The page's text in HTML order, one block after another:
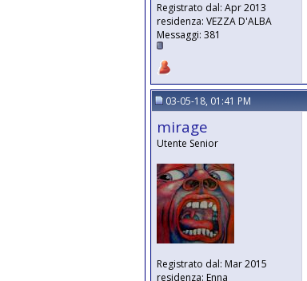
Registrato dal: Apr 2013
residenza: VEZZA D'ALBA
Messaggi: 381
03-05-18, 01:41 PM
mirage
Utente Senior
Registrato dal: Mar 2015
residenza: Enna